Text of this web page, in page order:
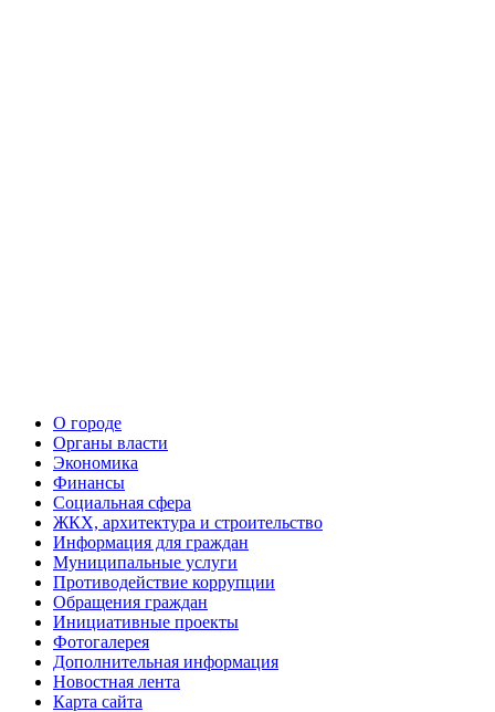
О городе
Органы власти
Экономика
Финансы
Социальная сфера
ЖКХ, архитектура и строительство
Информация для граждан
Муниципальные услуги
Противодействие коррупции
Обращения граждан
Инициативные проекты
Фотогалерея
Дополнительная информация
Новостная лента
Карта сайта